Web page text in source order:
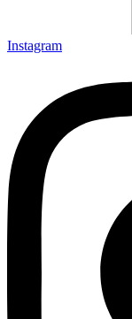
Instagram